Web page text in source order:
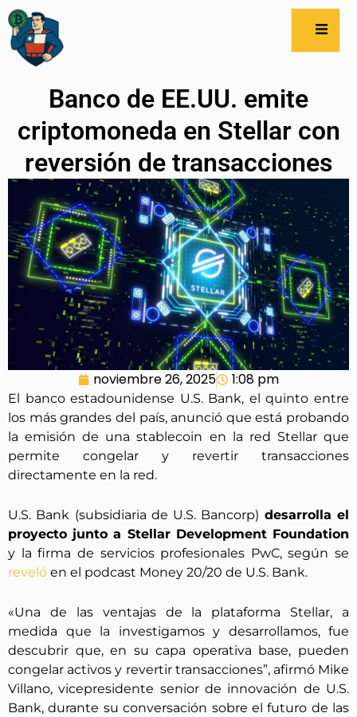
Banco de EE.UU. emite
criptomoneda en Stellar con
reversión de transacciones
noviembre 26, 2025 1:08 pm
El banco estadounidense U.S. Bank, el quinto entre
los más grandes del país, anunció que está probando
la emisión de una stablecoin en la red Stellar que
permite congelar y revertir transacciones
directamente en la red.
U.S. Bank (subsidiaria de U.S. Bancorp) desarrolla el
proyecto junto a Stellar Development Foundation
y la firma de servicios profesionales PwC, según se
reveló en el podcast Money 20/20 de U.S. Bank.
«Una de las ventajas de la plataforma Stellar, a
medida que la investigamos y desarrollamos, fue
descubrir que, en su capa operativa base, pueden
congelar activos y revertir transacciones”, afirmó Mike
Villano, vicepresidente senior de innovación de U.S.
Bank, durante su conversación sobre el futuro de las